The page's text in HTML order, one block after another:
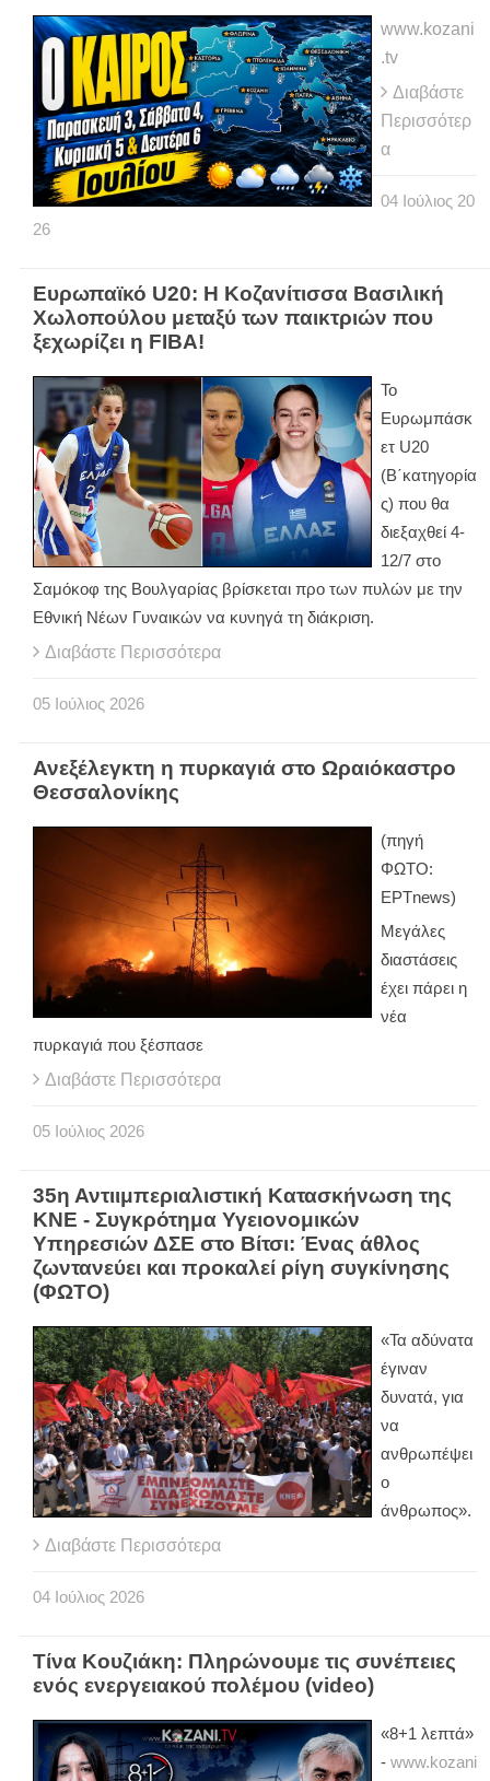
www.kozani
.tv
Διαβάστε
Περισσότερ
α
04 Ιούλιος 20
26
Ευρωπαϊκό U20: Η Κοζανίτισσα Βασιλική
Χωλοπούλου μεταξύ των παικτριών που
ξεχωρίζει η FIBA!
Το
Ευρωμπάσκ
ετ U20
(Β΄κατηγορία
ς) που θα
διεξαχθεί 4-
12/7 στο
Σαμόκοφ της Βουλγαρίας βρίσκεται προ των πυλών με την
Εθνική Νέων Γυναικών να κυνηγά τη διάκριση.
Διαβάστε Περισσότερα
05 Ιούλιος 2026
Ανεξέλεγκτη η πυρκαγιά στο Ωραιόκαστρο
Θεσσαλονίκης
(πηγή
ΦΩΤΟ:
ΕΡΤnews)
Μεγάλες
διαστάσεις
έχει πάρει η
νέα
πυρκαγιά που ξέσπασε
Διαβάστε Περισσότερα
05 Ιούλιος 2026
35η Αντιιμπεριαλιστική Κατασκήνωση της
ΚΝΕ - Συγκρότημα Υγειονομικών
Υπηρεσιών ΔΣΕ στο Βίτσι: Ένας άθλος
ζωντανεύει και προκαλεί ρίγη συγκίνησης
(ΦΩΤΟ)
«Τα αδύνατα
έγιναν
δυνατά, για
να
ανθρωπέψει
ο
άνθρωπος».
Διαβάστε Περισσότερα
04 Ιούλιος 2026
Τίνα Κουζιάκη: Πληρώνουμε τις συνέπειες
ενός ενεργειακού πολέμου (video)
«8+1 λεπτά»
- www.kozani